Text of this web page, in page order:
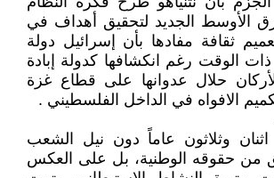
الأوسط الجديد لتحقيق أهداف في
ثقافة مفادها بأن إسرائيل دولة
الوقت رغم انكشافها كدولة إبادة
حلال عدوانها على قطاع غزة
الافواه في الداخل الفلسطيني .
وثلاثون عاماً دون نيل الشعب
من حقوقه الوطنية، بل على العكس